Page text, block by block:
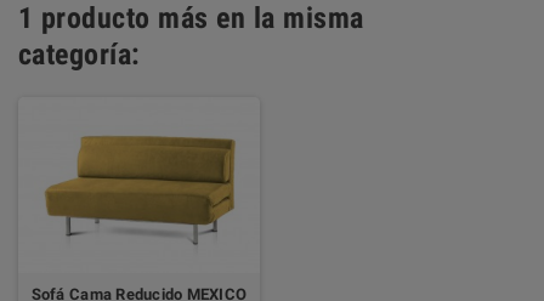
1 producto más en la misma
categoría:
Sofá Cama Reducido MEXICO